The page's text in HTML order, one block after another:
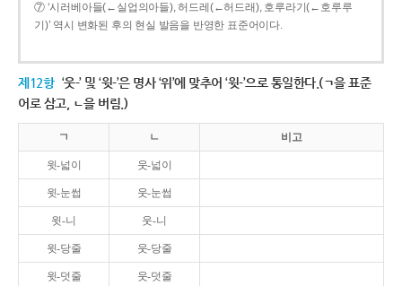
⑦ ‘시러베아들(←실업의아들), 허드레(←허드래), 호루라기(←호루루
기)’ 역시 변화된 후의 현실 발음을 반영한 표준어이다.
제12항 ‘웃-’ 및 ‘윗-’은 명사 ‘위’에 맞추어 ‘윗-’으로 통일한다.(ㄱ을 표준
어로 삼고, ㄴ을 버림.)
ㄱ ㄴ 비고
윗-넓이 웃-넓이
윗-눈썹 웃-눈썹
윗-니 웃-니
윗-당줄 웃-당줄
윗-덧줄 웃-덧줄